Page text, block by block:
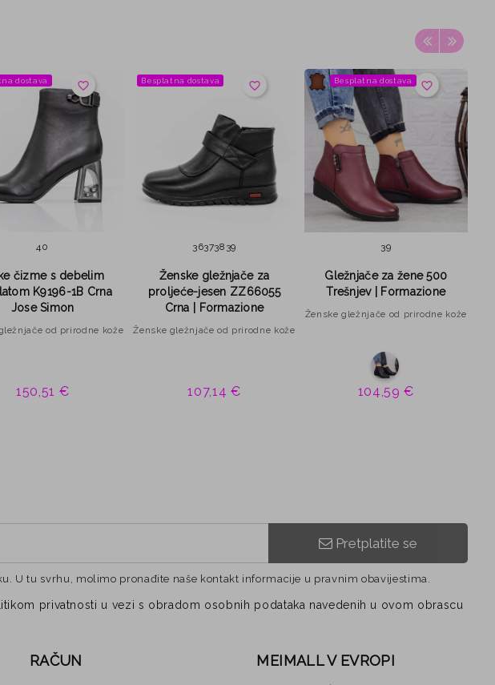
favorite_border
dostava
40
čizme s debelim
K9196-1B Crna
Jose Simon
od prirodne kože
150,51 €
favorite_border
Besplatna dostava
363738 39
Ženske gležnjače za
proljeće-jesen ZZ66055
Crna | Formazione
Ženske gležnjače od prirodne kože
107,14 €
favorite_border
Besplatna dostava
39
Gležnjače za žene 500
Trešnjev | Formazione
Ženske gležnjače od prirodne kože
104,59 €
Pretplatite se
U tu svrhu, molimo pronađite naše kontakt informacije u pravnim obavijestima.
privatnosti u vezi s obradom osobnih podataka navedenih u ovom obrascu
RAČUN MEIMALL V EVROPI